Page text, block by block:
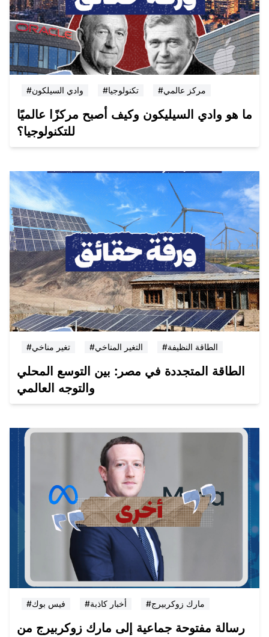
#وادي السيلكون #تكنولوجيا #مركز عالمي
ما هو وادي السيليكون وكيف أصبح مركزًا عالميًا
للتكنولوجيا؟
#تغير مناخي #التغير المناخي #الطاقة النظيفة
الطاقة المتجددة في مصر: بين التوسع المحلي
والتوجه العالمي
#فيس بوك #أخبار كاذبة #مارك زوكربيرج
رسالة مفتوحة جماعية إلى مارك زوكربيرج من